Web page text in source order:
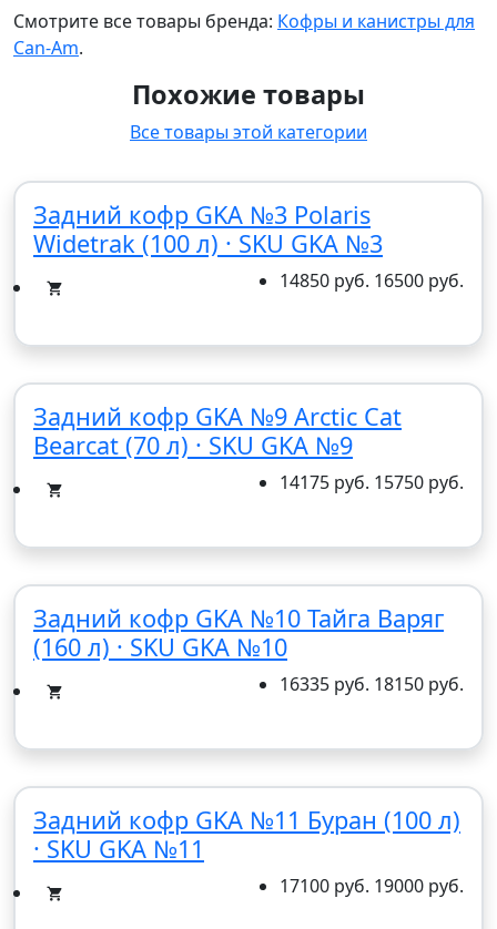
Смотрите все товары бренда: Кофры и канистры для
Can-Am.
Похожие товары
Все товары этой категории
Задний кофр GKA №3 Polaris
Widetrak (100 л) · SKU GKA №3
14850 руб. 16500 руб.
Задний кофр GKA №9 Arctic Cat
Bearcat (70 л) · SKU GKA №9
14175 руб. 15750 руб.
Задний кофр GKA №10 Тайга Варяг
(160 л) · SKU GKA №10
16335 руб. 18150 руб.
Задний кофр GKA №11 Буран (100 л)
· SKU GKA №11
17100 руб. 19000 руб.